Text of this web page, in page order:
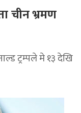
चीन भ्रमण
ट्रम्पले मे १३ देखि